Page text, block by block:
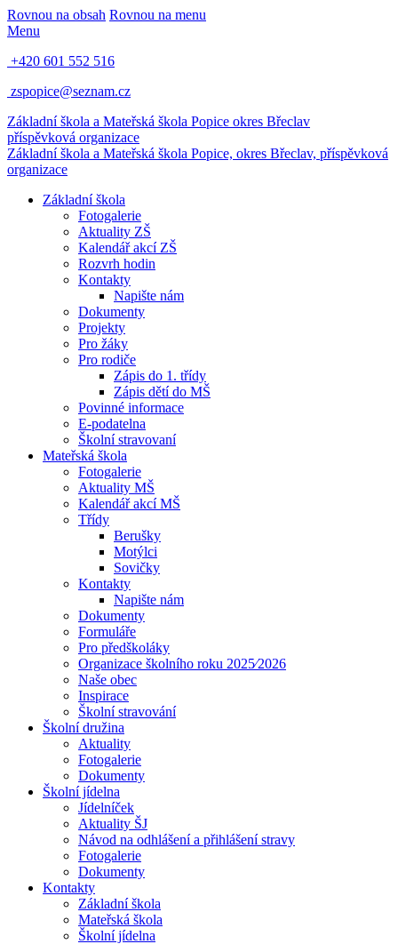
Rovnou na obsah Rovnou na menu
Menu
+420 601 552 516
zspopice@seznam.cz
Základní škola a Mateřská škola Popice okres Břeclav
příspěvková organizace
Základní škola a Mateřská škola Popice, okres Břeclav, příspěvková
organizace
Základní škola
Fotogalerie
Aktuality ZŠ
Kalendář akcí ZŠ
Rozvrh hodin
Kontakty
Napište nám
Dokumenty
Projekty
Pro žáky
Pro rodiče
Zápis do 1. třídy
Zápis dětí do MŠ
Povinné informace
E-podatelna
Školní stravovaní
Mateřská škola
Fotogalerie
Aktuality MŠ
Kalendář akcí MŠ
Třídy
Berušky
Motýlci
Sovičky
Kontakty
Napište nám
Dokumenty
Formuláře
Pro předškoláky
Organizace školního roku 2025⁄2026
Naše obec
Inspirace
Školní stravování
Školní družina
Aktuality
Fotogalerie
Dokumenty
Školní jídelna
Jídelníček
Aktuality ŠJ
Návod na odhlášení a přihlášení stravy
Fotogalerie
Dokumenty
Kontakty
Základní škola
Mateřská škola
Školní jídelna